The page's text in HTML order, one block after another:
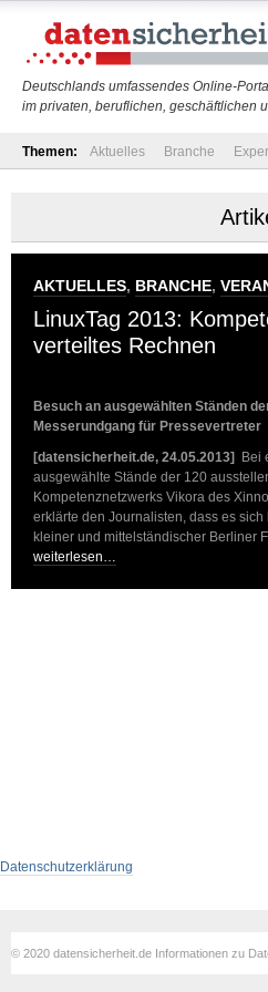
Deutschlands umfassendes Online-
im privaten, beruflichen, geschäftlichen
Themen: Aktuelles Branche
AKTUELLES, BRANCHE,
LinuxTag 2013:
verteiltes Rechnen
Besuch an ausgewählten Ständen
Messerundgang für Pressevertreter
[datensicherheit.de, 24.05.2013]
Bei
ausgewählte Stände der 120
Kompetenznetzwerks Vikora des
erklärte den Journalisten, dass es
kleiner und mittelständischer Berliner
weiterlesen…
Datenschutzerklärung
© 2020 datensicherheit.de Informationen zu